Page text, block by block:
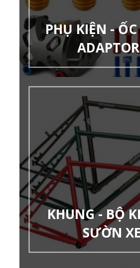
PHỤ KIỆN -
KHUNG - BỘ
SƯỜN XE